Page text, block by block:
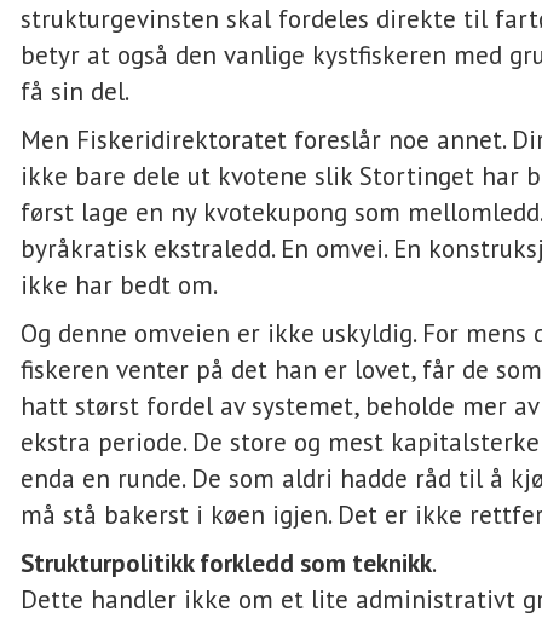
strukturgevinsten skal fordeles direkte til
betyr at også den vanlige kystfiskeren med
få sin del.
Men Fiskeridirektoratet foreslår noe annet.
ikke bare dele ut kvotene slik Stortinget har
først lage en ny kvotekupong som
byråkratisk ekstraledd. En omvei. En
ikke har bedt om.
Og denne omveien er ikke uskyldig. For mens
fiskeren venter på det han er lovet, får de
hatt størst fordel av systemet, beholde mer
ekstra periode. De store og mest
enda en runde. De som aldri hadde råd til å
må stå bakerst i køen igjen. Det er ikke
Strukturpolitikk forkledd som teknikk.
Dette handler ikke om et lite administrativt